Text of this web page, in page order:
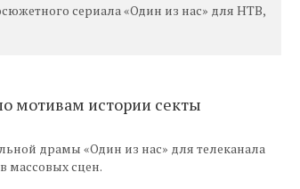
сериала «Один из нас» для НТВ,
мотивам истории секты
драмы «Один из нас» для телеканала
массовых сцен.